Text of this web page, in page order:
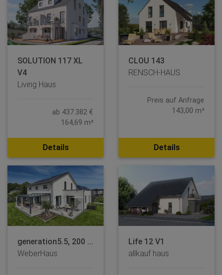
SOLUTION 117 XL
V4
Living Haus
ab 437.382 €
164,69 m²
Details
CLOU 143
RENSCH-HAUS
Preis auf Anfrage
143,00 m²
Details
generation5.5, 200 ...
WeberHaus
Life 12 V1
allkauf haus